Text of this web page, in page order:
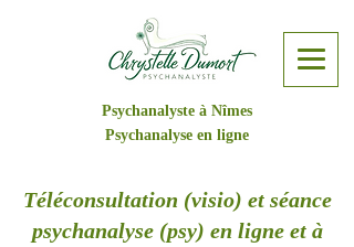
Psychanalyste à Nîmes
Psychanalyse en ligne
Téléconsultation (visio) et séance
psychanalyse (psy) en ligne et à